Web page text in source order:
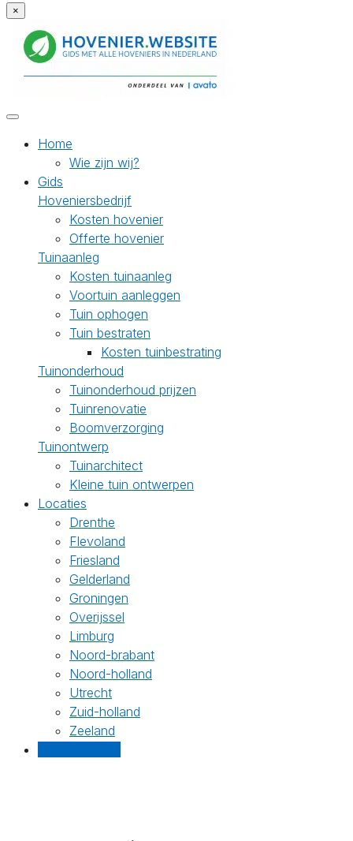
×
Home
Wie zijn wij?
Gids
Hoveniersbedrijf
Kosten hovenier
Offerte hovenier
Tuinaanleg
Kosten tuinaanleg
Voortuin aanleggen
Tuin ophogen
Tuin bestraten
Kosten tuinbestrating
Tuinonderhoud
Tuinonderhoud prijzen
Tuinrenovatie
Boomverzorging
Tuinontwerp
Tuinarchitect
Kleine tuin ontwerpen
Locaties
Drenthe
Flevoland
Friesland
Gelderland
Groningen
Overijssel
Limburg
Noord-brabant
Noord-holland
Utrecht
Zuid-holland
Zeeland